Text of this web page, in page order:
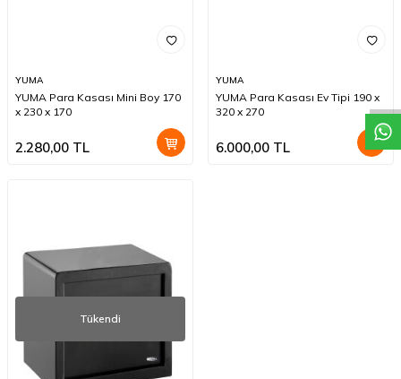
W
h
a
t
a
p
p
D
e
s
t
e
H
a
t
t
YUMA
YUMA Para Kasası Mini Boy 170
x 230 x 170
2.280,00 TL
YUMA
YUMA Para Kasası Ev Tipi 190 x
320 x 270
6.000,00 TL
Tükendi